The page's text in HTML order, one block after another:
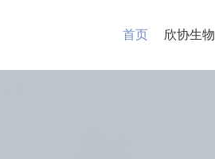
首页 欣协生物